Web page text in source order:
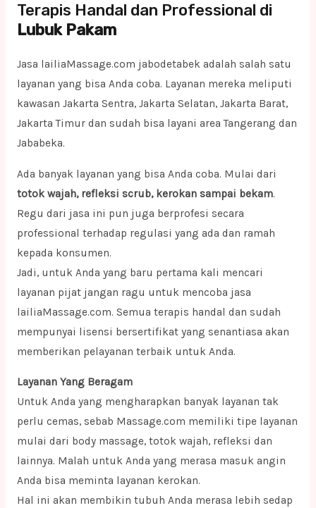
Terapis Handal dan Professional di
Lubuk Pakam
Jasa lailiaMassage.com jabodetabek adalah salah satu
layanan yang bisa Anda coba. Layanan mereka meliputi
kawasan Jakarta Sentra, Jakarta Selatan, Jakarta Barat,
Jakarta Timur dan sudah bisa layani area Tangerang dan
Jababeka.
Ada banyak layanan yang bisa Anda coba. Mulai dari
totok wajah, refleksi scrub, kerokan sampai bekam.
Regu dari jasa ini pun juga berprofesi secara
professional terhadap regulasi yang ada dan ramah
kepada konsumen.
Jadi, untuk Anda yang baru pertama kali mencari
layanan pijat jangan ragu untuk mencoba jasa
lailiaMassage.com. Semua terapis handal dan sudah
mempunyai lisensi bersertifikat yang senantiasa akan
memberikan pelayanan terbaik untuk Anda.
Layanan Yang Beragam
Untuk Anda yang mengharapkan banyak layanan tak
perlu cemas, sebab Massage.com memiliki tipe layanan
mulai dari body massage, totok wajah, refleksi dan
lainnya. Malah untuk Anda yang merasa masuk angin
Anda bisa meminta layanan kerokan.
Hal ini akan membikin tubuh Anda merasa lebih sedap